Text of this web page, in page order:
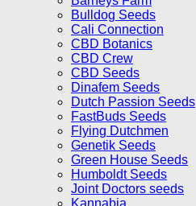
Bulldog Seeds
Cali Connection
CBD Botanics
CBD Crew
CBD Seeds
Dinafem Seeds
Dutch Passion Seeds
FastBuds Seeds
Flying Dutchmen
Genetik Seeds
Green House Seeds
Humboldt Seeds
Joint Doctors seeds